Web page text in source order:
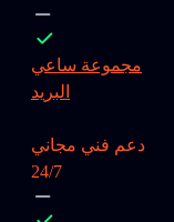
مجموعة ساعي
البريد
دعم فني مجاني
24/7